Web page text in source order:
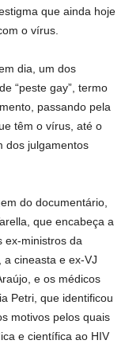
que ainda hoje
o vírus.
dia, um dos
“peste gay”, termo
passando pela
têm o vírus, até o
dos julgamentos
do documentário,
que encabeça a
ex-ministros da
a cineasta e ex-VJ
e os médicos
Petri, que identificou
motivos pelos quais
e científica ao HIV